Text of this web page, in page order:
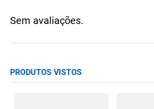
Sem avaliações.
PRODUTOS VISTOS